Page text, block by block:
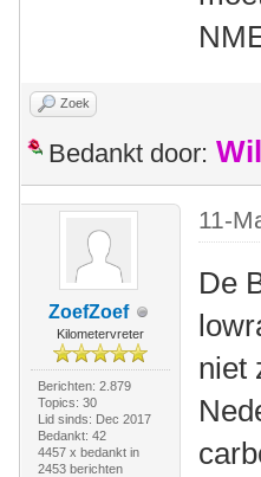
Zoek
Bedankt door:
ZoefZoef
Kilometervreter
Berichten: 2.879
Topics: 30
Lid sinds: Dec 2017
Bedankt: 42
4457 x bedankt in
2453 berichten
11-
De
niet